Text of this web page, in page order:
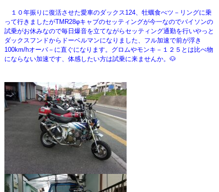
１０年振りに復活させた愛車のダックス124、牡蠣食べツ－リングに乗
って行きましたがTMR28φキャブのセッティングが今一なのでバイソンの
試乗がお休みなので毎日爆音を立てながらセッティング通勤を行いやっと
ダックスフンドからドーベルマンになりました、フル加速で前が浮き
100km/hオーバ－に直ぐになります。グロムやモンキ－１２５とは比べ物
にならない加速です、体感したい方は試乗に来ませんか。🐶